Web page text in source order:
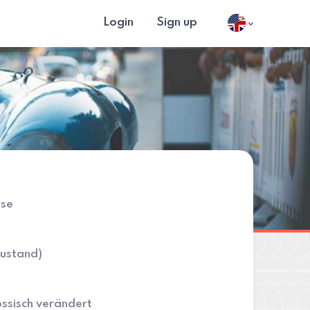
Login Sign up
verändert